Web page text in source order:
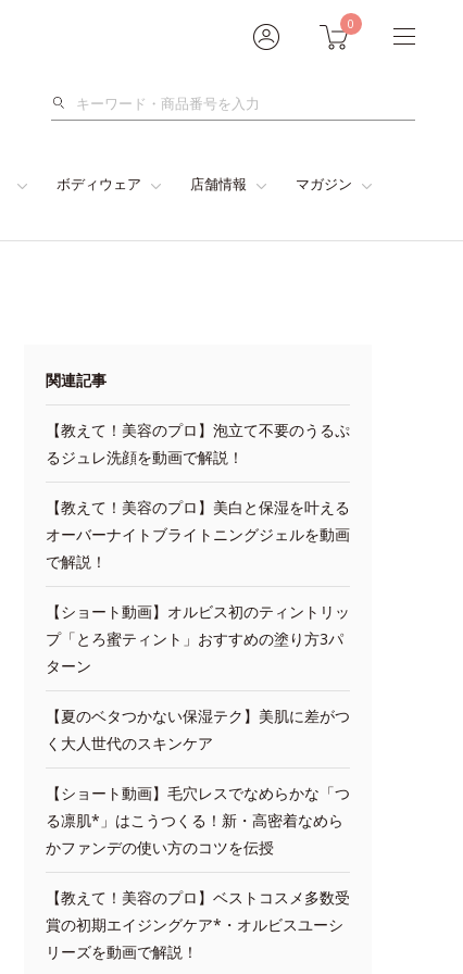
0
検
ボディウェア 店舗情報 マガジン
関連記事
【教えて！美容のプロ】泡立て不要のうるぷ
るジュレ洗顔を動画で解説！
【教えて！美容のプロ】美白と保湿を叶える
オーバーナイトブライトニングジェルを動画
で解説！
【ショート動画】オルビス初のティントリッ
プ「とろ蜜ティント」おすすめの塗り方3パ
ターン
【夏のベタつかない保湿テク】美肌に差がつ
く大人世代のスキンケア
【ショート動画】毛穴レスでなめらかな「つ
る凛肌*」はこうつくる！新・高密着なめら
かファンデの使い方のコツを伝授
【教えて！美容のプロ】ベストコスメ多数受
賞の初期エイジングケア*・オルビスユーシ
リーズを動画で解説！